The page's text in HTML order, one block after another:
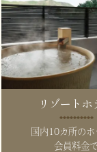
リゾートホ
国内10カ所のホ
会員料金で